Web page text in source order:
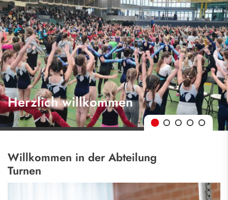
Herzlich willkommen
Willkommen in der Abteilung
Turnen